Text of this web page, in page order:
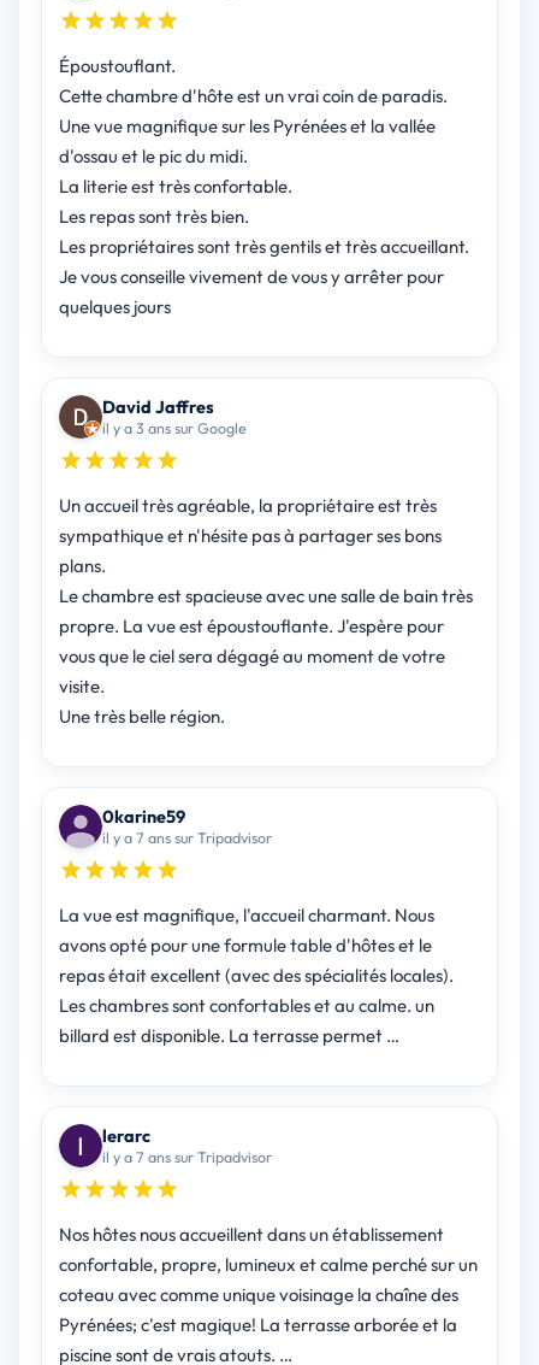
Époustouflant.
Cette chambre d'hôte est un vrai coin de paradis.
Une vue magnifique sur les Pyrénées et la vallée
d'ossau et le pic du midi.
La literie est très confortable.
Les repas sont très bien.
Les propriétaires sont très gentils et très accueillant.
Je vous conseille vivement de vous y arrêter pour
quelques jours
David Jaffres
il y a 3 ans sur Google
Un accueil très agréable, la propriétaire est très
sympathique et n'hésite pas à partager ses bons
plans.
Le chambre est spacieuse avec une salle de bain très
propre. La vue est époustouflante. J'espère pour
vous que le ciel sera dégagé au moment de votre
visite.
Une très belle région.
0karine59
il y a 7 ans sur Tripadvisor
La vue est magnifique, l'accueil charmant. Nous
avons opté pour une formule table d'hôtes et le
repas était excellent (avec des spécialités locales).
Les chambres sont confortables et au calme. un
billard est disponible. La terrasse permet …
lerarc
il y a 7 ans sur Tripadvisor
Nos hôtes nous accueillent dans un établissement
confortable, propre, lumineux et calme perché sur un
coteau avec comme unique voisinage la chaîne des
Pyrénées; c'est magique! La terrasse arborée et la
piscine sont de vrais atouts. …